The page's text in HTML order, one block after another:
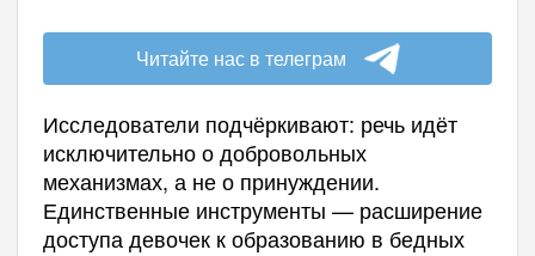
Читайте нас в телеграм
Исследователи подчёркивают: речь идёт
исключительно о добровольных
механизмах, а не о принуждении.
Единственные инструменты — расширение
доступа девочек к образованию в бедных